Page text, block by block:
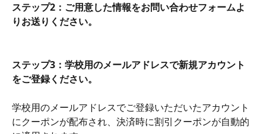
ステップ2：ご用意した情報をお問い合わせフォームよ
りお送りください。
ステップ3：学校用のメールアドレスで新規アカウント
をご登録ください。
学校用のメールアドレスでご登録いただいたアカウント
にクーポンが配布され、決済時に割引クーポンが自動的